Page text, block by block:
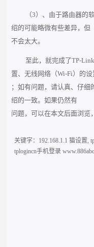
（3）、由于路由器的
绍的可能略微有些差异，但
不会太大。
至此，就完成了TP-
置、无线网络（Wi-Fi）的设
；如有问题，请认真、仔
绍的一致。如果仍然有
问题，可以在本文后面浏览
关键字： 192.168.1.1 猫设置,
tplogincn手机登录